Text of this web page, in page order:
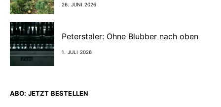
26. JUNI 2026
Peterstaler: Ohne Blubber nach oben
1. JULI 2026
ABO: JETZT BESTELLEN